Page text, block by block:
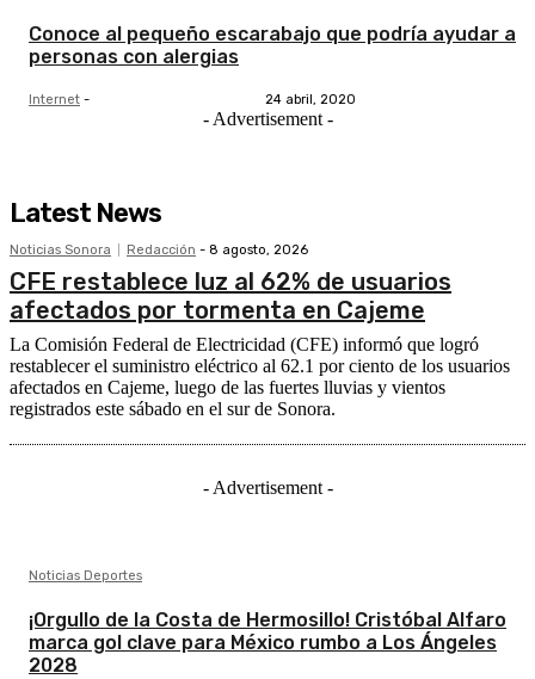
Conoce al pequeño escarabajo que podría ayudar a
personas con alergias
Internet - 24 abril, 2020
- Advertisement -
Latest News
Noticias Sonora Redacción - 8 agosto, 2026
CFE restablece luz al 62% de usuarios
afectados por tormenta en Cajeme
La Comisión Federal de Electricidad (CFE) informó que logró
restablecer el suministro eléctrico al 62.1 por ciento de los usuarios
afectados en Cajeme, luego de las fuertes lluvias y vientos
registrados este sábado en el sur de Sonora.
- Advertisement -
Noticias Deportes
¡Orgullo de la Costa de Hermosillo! Cristóbal Alfaro
marca gol clave para México rumbo a Los Ángeles
2028